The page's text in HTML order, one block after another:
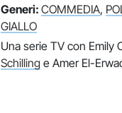
Generi: COMMEDIA,
GIALLO
Una serie TV con Emily
Schilling e Amer El-